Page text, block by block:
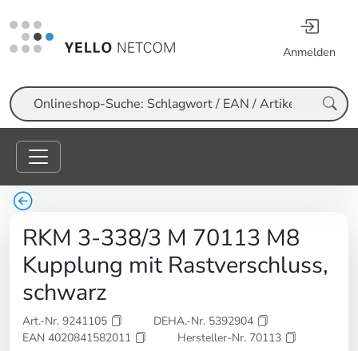
Anmelden
Suche
RKM 3-338/3 M 70113 M8
Kupplung mit Rastverschluss,
schwarz
Art.-Nr. 9241105
DEHA.-Nr. 5392904
EAN 4020841582011
Hersteller-Nr. 70113